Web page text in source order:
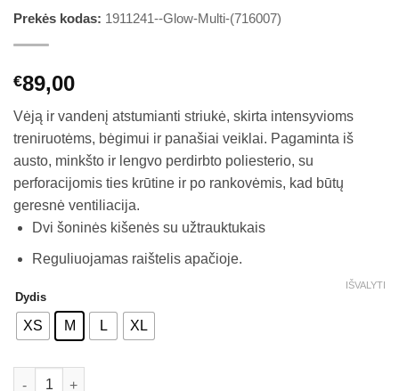
Prekės kodas: 1911241--Glow-Multi-(716007)
€89,00
Vėją ir vandenį atstumianti striukė, skirta intensyvioms
treniruotėms, bėgimui ir panašiai veiklai. Pagaminta iš
austo, minkšto ir lengvo perdirbto poliesterio, su
perforacijomis ties krūtine ir po rankovėmis, kad būtų
geresnė ventiliacija.
Dvi šoninės kišenės su užtrauktukais
Reguliuojamas raištelis apačioje.
Dydis
XS M L XL
IŠVALYTI
produkto kiekis: Craft ADV Essence Wind Jacket Women's